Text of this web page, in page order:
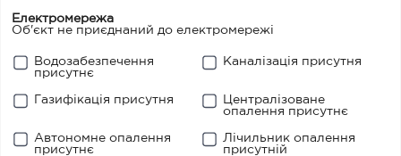
Електромережа
Об'єкт не приєднаний до електромережі
Водозабезпечення
присутнє
Каналізація присутня
Газифікація присутня
Централізоване
опалення присутнє
Автономне опалення
присутнє
Лічильник опалення
присутній